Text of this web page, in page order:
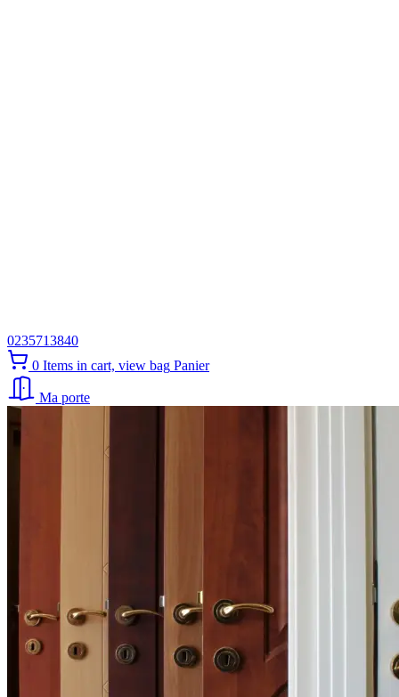
0235713840
0 Items in cart, view bag Panier
Ma porte